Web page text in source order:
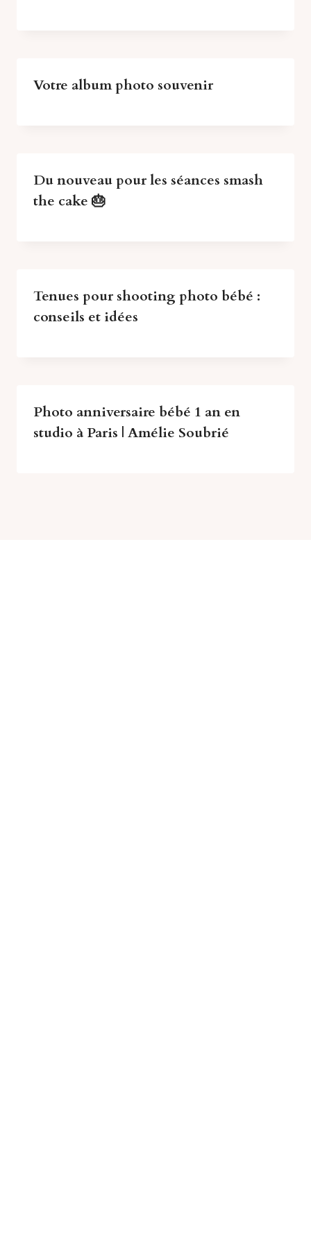
Votre album photo souvenir
Du nouveau pour les séances smash
the cake 🎂
Tenues pour shooting photo bébé :
conseils et idées
Photo anniversaire bébé 1 an en
studio à Paris | Amélie Soubrié